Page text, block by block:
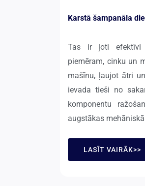
Karstā šampanāla
Tas ir ļoti efektīvi
piemēram, cinku un
mašīnu, ļaujot ātri
ievada tieši no
komponentu
augstākas
LASĪT VAIRĀK>>